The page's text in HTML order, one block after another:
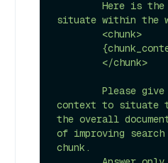
situate within the
context to situate
the overall
of improving
chunk.